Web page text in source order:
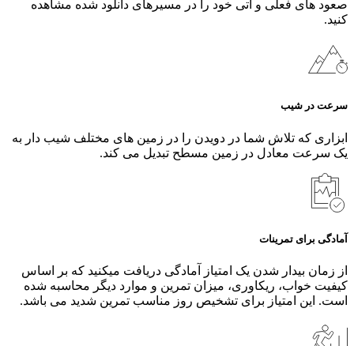
صعود های فعلی و آتی خود را در مسیرهای دانلود شده مشاهده
کنید.
سرعت در شیب
ابزاری که تلاش شما در دویدن را در زمین‌ های مختلف شیب‌ دار به
یک سرعت معادل در زمین مسطح تبدیل می‌ کند.
آمادگی برای تمرینات
از زمان بیدار شدن یک امتیاز آمادگی دریافت میکنید که بر اساس
کیفیت خواب، ریکاوری، میزان تمرین و موارد دیگر محاسبه شده
است. این امتیاز برای تشخیص روز مناسب تمرین شدید می باشد.